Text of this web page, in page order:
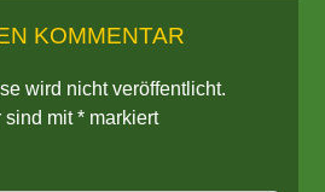
KOMMENTAR
wird nicht veröffentlicht.
sind mit* markiert